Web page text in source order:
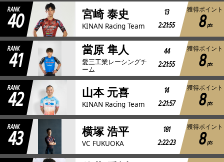
RANK
40 宮崎 泰史
KINAN Racing Team
13
2:21:55
獲得ポイント
8 pts
RANK
41 當原 隼人
愛三工業レーシングチ
ーム
44
2:21:55
獲得ポイント
8 pts
RANK
42 山本 元喜
KINAN Racing Team
14
2:21:57
獲得ポイント
8 pts
RANK
43 横塚 浩平
VC FUKUOKA
181
2:22:23
獲得ポイント
8 pts